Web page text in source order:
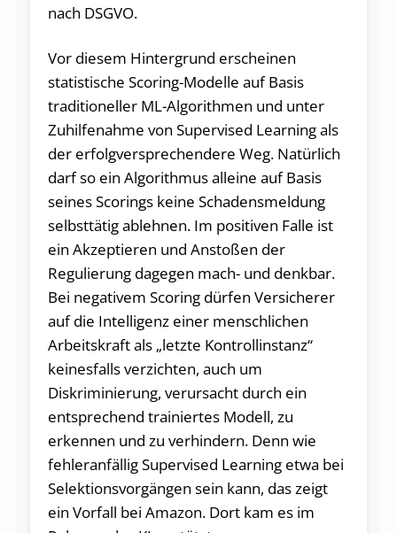
nach DSGVO.
Vor diesem Hintergrund erscheinen
statistische Scoring-Modelle auf Basis
traditioneller ML-Algorithmen und unter
Zuhilfenahme von Supervised Learning als
der erfolgversprechendere Weg. Natürlich
darf so ein Algorithmus alleine auf Basis
seines Scorings keine Schadensmeldung
selbsttätig ablehnen. Im positiven Falle ist
ein Akzeptieren und Anstoßen der
Regulierung dagegen mach- und denkbar.
Bei negativem Scoring dürfen Versicherer
auf die Intelligenz einer menschlichen
Arbeitskraft als „letzte Kontrollinstanz“
keinesfalls verzichten, auch um
Diskriminierung, verursacht durch ein
entsprechend trainiertes Modell, zu
erkennen und zu verhindern. Denn wie
fehleranfällig Supervised Learning etwa bei
Selektionsvorgängen sein kann, das zeigt
ein Vorfall bei Amazon. Dort kam es im